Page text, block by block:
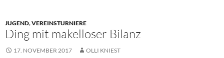
JUGEND,VEREINSTURNIERE
Ding mit makelloser Bilanz
17. NOVEMBER 2017 OLLI KNIEST